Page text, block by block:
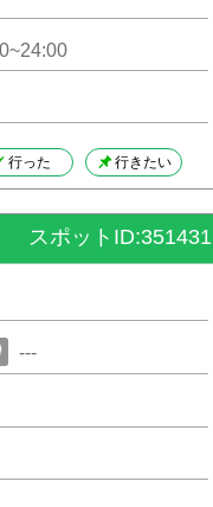
行った 行きたい
スポットID:351431
---